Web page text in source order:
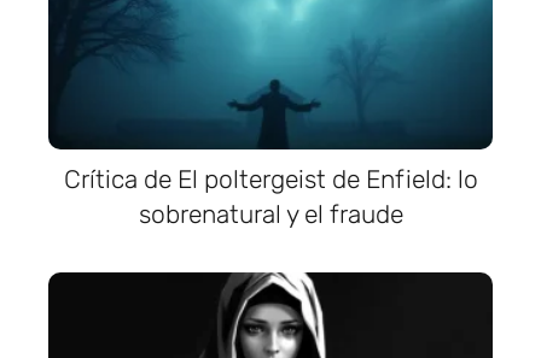
Crítica de El poltergeist de Enfield: lo
sobrenatural y el fraude